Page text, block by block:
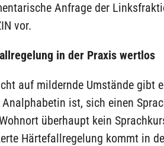
Anfrage der
vor.
in der Praxis wertlos
auf mildernde Umstände gibt
ist, sich einen
überhaupt kein
Härtefallregelung kommt in